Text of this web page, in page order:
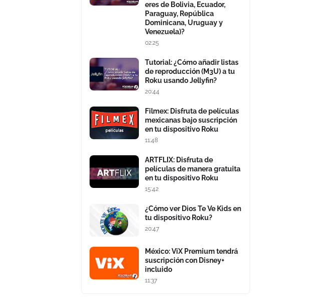
eres de Bolivia, Ecuador,
Paraguay, República
Dominicana, Uruguay y
Venezuela)?
02:25
Tutorial: ¿Cómo añadir listas
de reproducción (M3U) a tu
Roku usando Jellyfin?
20:44
Filmex: Disfruta de películas
mexicanas bajo suscripción
en tu dispositivo Roku
11:48
ARTFLIX: Disfruta de
películas de manera gratuita
en tu dispositivo Roku
15:42
¿Cómo ver Dios Te Ve Kids en
tu dispositivo Roku?
20:47
México: ViX Premium tendrá
suscripción con Disney+
incluido
11:37